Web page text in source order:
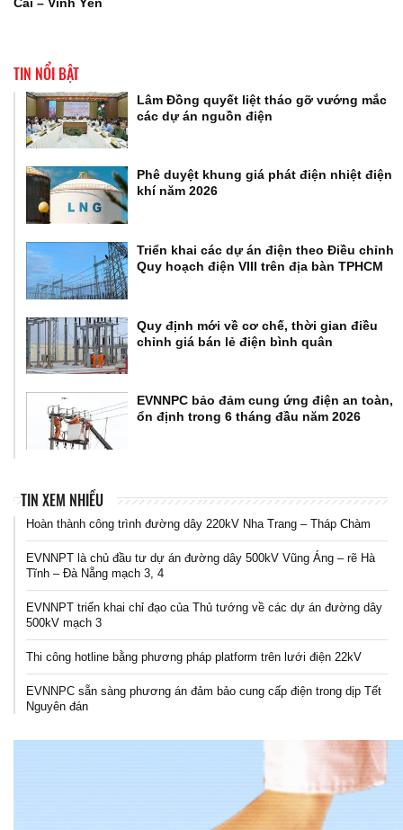
TIN NỔI BẬT
Lâm Đồng quyết liệt tháo gỡ vướng mắc
các dự án nguồn điện
Phê duyệt khung giá phát điện nhiệt điện
khí năm 2026
Triển khai các dự án điện theo Điều chỉnh
Quy hoạch điện VIII trên địa bàn TPHCM
Quy định mới về cơ chế, thời gian điều
chỉnh giá bán lẻ điện bình quân
EVNNPC bảo đảm cung ứng điện an toàn,
ổn định trong 6 tháng đầu năm 2026
TIN XEM NHIỀU
Hoàn thành công trình đường dây 220kV Nha Trang – Tháp Chàm
EVNNPT là chủ đầu tư dự án đường dây 500kV Vũng Áng – rẽ Hà
Tĩnh – Đà Nẵng mạch 3, 4
EVNNPT triển khai chỉ đạo của Thủ tướng về các dự án đường dây
500kV mạch 3
Thi công hotline bằng phương pháp platform trên lưới điện 22kV
EVNNPC sẵn sàng phương án đảm bảo cung cấp điện trong dịp Tết
Nguyên đán